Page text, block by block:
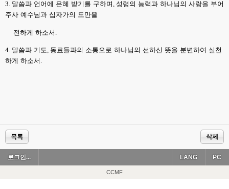
3. 말씀과 언어에 은혜 받기를 구하며, 성령의 능력과 하나님의 사랑을 부어
주사 예수님과 십자가의 도만을
전하게 하소서
4. 말씀과 기도 동료들과의 소통으로 하나님의 선하신 뜻을 분변하여 실천
하게 하소서
목록 삭제
로그인... PC
LANG
CCMF